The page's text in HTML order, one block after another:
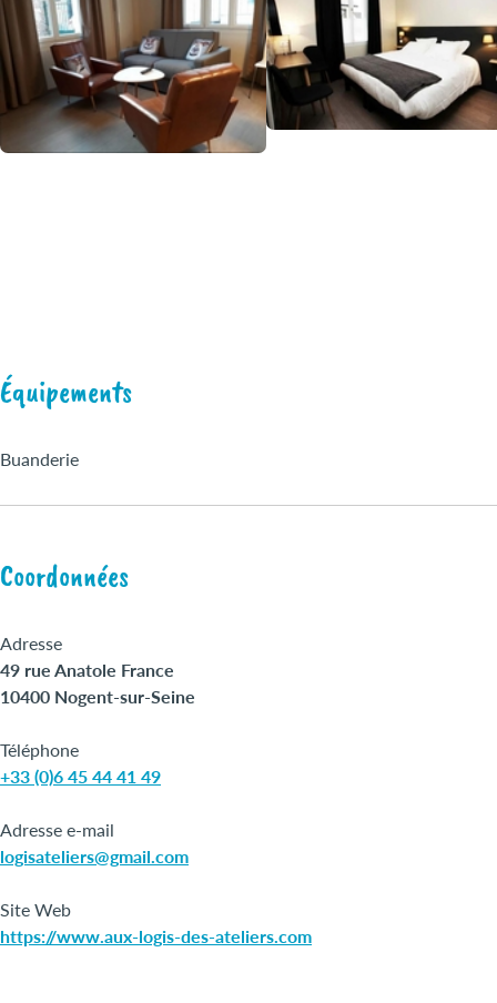
Équipements
Buanderie
Coordonnées
Adresse
49 rue Anatole France
10400 Nogent-sur-Seine
Téléphone
+33 (0)6 45 44 41 49
Adresse e-mail
logisateliers@gmail.com
Site Web
https://www.aux-logis-des-ateliers.com